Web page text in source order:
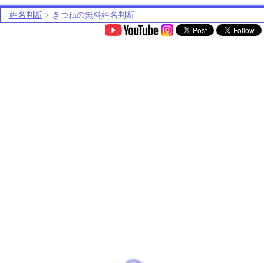
姓名判断 > きつねの無料姓名判断